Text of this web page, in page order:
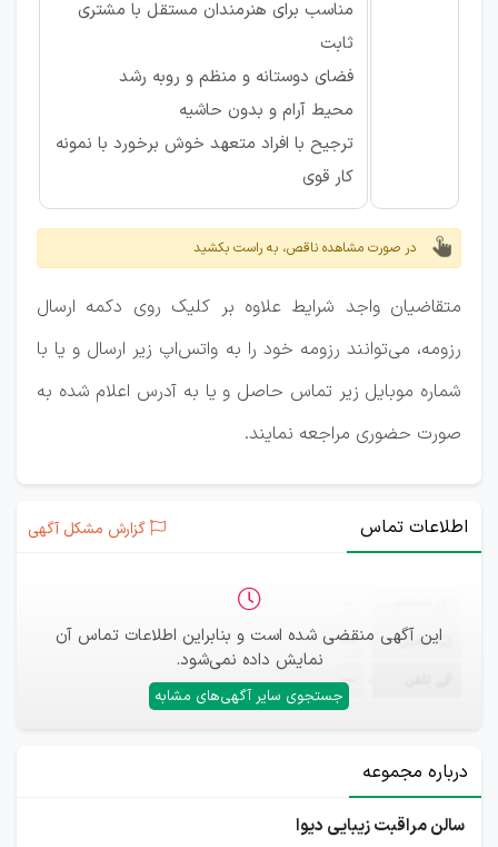
مناسب برای هنرمندان مستقل با مشتری
ثابت
فضای دوستانه و منظم و روبه رشد
محیط آرام و بدون حاشیه
ترجیح با افراد متعهد خوش برخورد با نمونه
کار قوی
در صورت مشاهده ناقص، به راست بکشید
متقاضیان واجد شرایط علاوه بر کلیک روی دکمه ارسال
رزومه، می‌توانند رزومه خود را به واتس‌اپ زیر ارسال و یا با
شماره موبایل زیر تماس حاصل و یا به آدرس اعلام شده به
صورت حضوری مراجعه نمایند.
اطلاعات تماس گزارش مشکل آگهی
این آگهی منقضی شده است و بنابراین اطلاعات تماس آن
نمایش داده نمی‌شود.
جستجوی سایر آگهی‌های مشابه
ایمیل —
—
درباره مجموعه
سالن مراقبت زیبایی دیوا